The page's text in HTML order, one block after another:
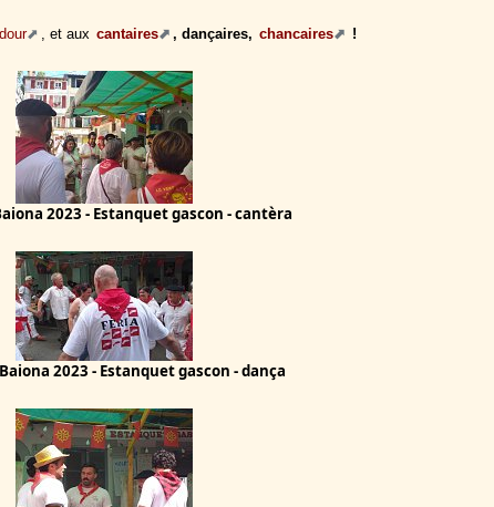
, et aux cantaires , dançaires, chancaires !
2023 - Estanquet gascon - cantèra
2023 - Estanquet gascon - dança